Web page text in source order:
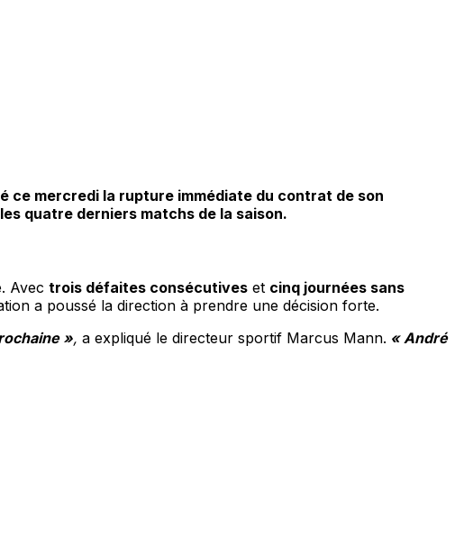
ce mercredi la rupture immédiate du contrat de son
quatre derniers matchs de la saison.
Avec trois défaites consécutives et cinq journées sans
a poussé la direction à prendre une décision forte.
», a expliqué le directeur sportif Marcus Mann. « André